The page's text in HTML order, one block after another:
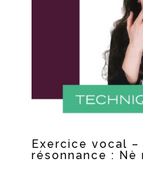
Exercice vocal
résonnance : Nè